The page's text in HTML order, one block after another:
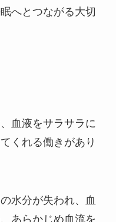
へとつながる大切
血液をサラサラに
くれる働きがあり
水分が失われ、血
あらかじめ血流を